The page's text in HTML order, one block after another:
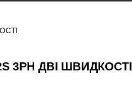
3PH ДВІ ШВИДКОСТІ